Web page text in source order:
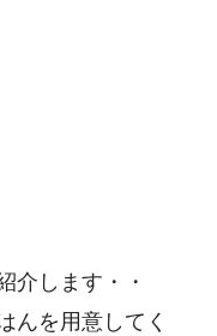
介します・・
んを用意してく